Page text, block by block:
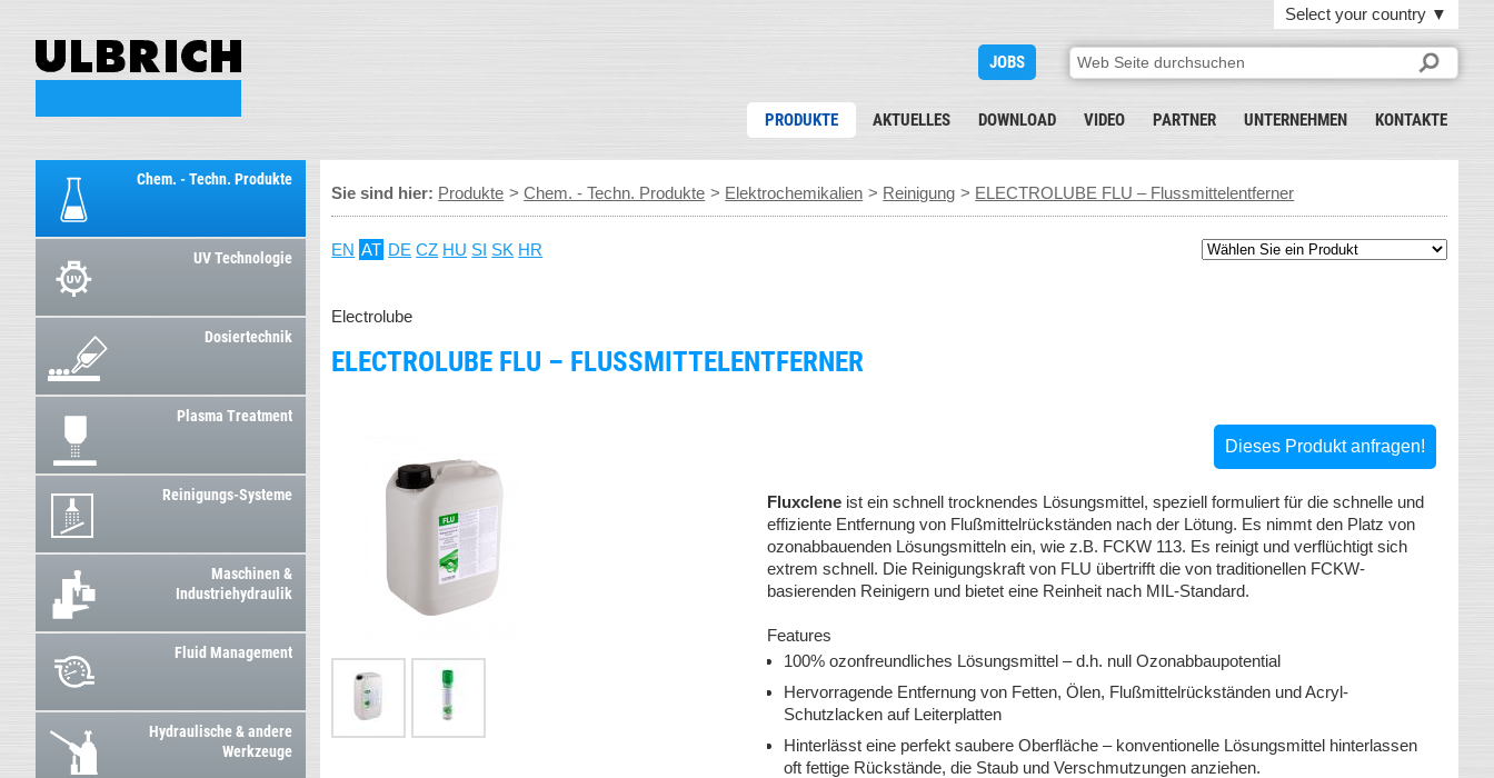
Select your country ▼
JOBS
PRODUKTE AKTUELLES DOWNLOAD VIDEO PARTNER UNTERNEHMEN KONTAKTE
Chem. - Techn. Produkte
UV Technologie
Dosiertechnik
Plasma Treatment
Reinigungs-Systeme
Maschinen &
Industriehydraulik
Fluid Management
Hydraulische & andere
Werkzeuge
Sie sind hier: Produkte >Chem. - Techn. Produkte > Elektrochemikalien > Reinigung > ELECTROLUBE FLU – Flussmittelentferner
EN AT DE CZ HU SI SK HR
Electrolube
ELECTROLUBE FLU – FLUSSMITTELENTFERNER
Dieses Produkt anfragen!
Fluxcleneist ein schnell trocknendes Lösungsmittel, speziell formuliert für die schnelle und
effiziente Entfernung von Flußmittelrückständen nach der Lötung. Es nimmt den Platz von
ozonabbauenden Lösungsmitteln ein, wie z.B. FCKW 113. Es reinigt und verflüchtigt sich
extrem schnell. Die Reinigungskraft von FLU übertrifft die von traditionellen FCKW-
basierenden Reinigern und bietet eine Reinheit nach MIL-Standard.
Features
100% ozonfreundliches Lösungsmittel – d.h. null Ozonabbaupotential
Hervorragende Entfernung von Fetten, Ölen, Flußmittelrückständen und Acryl-
Schutzlacken auf Leiterplatten
Hinterlässt eine perfekt saubere Oberfläche – konventionelle Lösungsmittel hinterlassen
oft fettige Rückstände, die Staub und Verschmutzungen anziehen.